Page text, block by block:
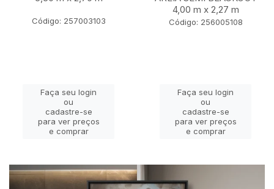
Código: 257003103
Faça seu login
ou
cadastre-se
para ver preços
e comprar
4,00 m x 2,27 m
Código: 256005108
Faça seu login
ou
cadastre-se
para ver preços
e comprar